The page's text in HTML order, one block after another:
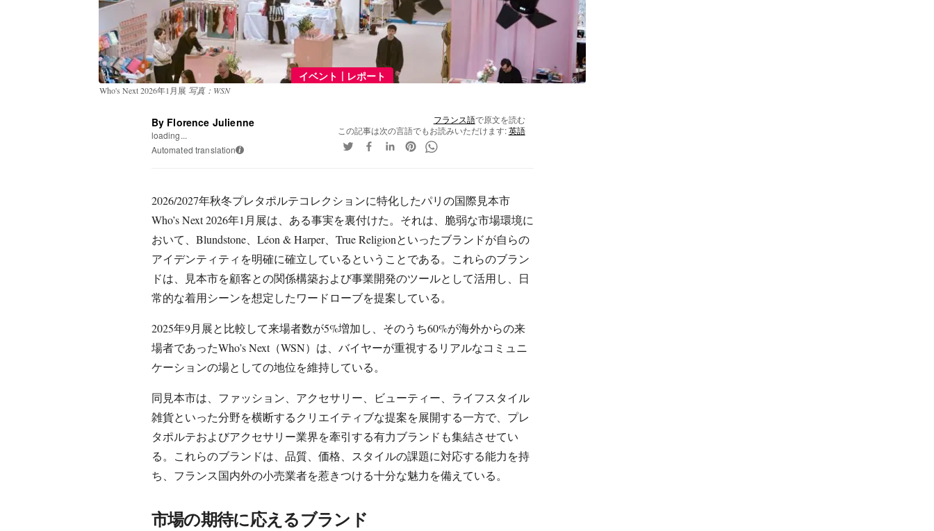
イベント | レポート
Who's Next 2026年1月展 写真：WSN
By Florence Julienne
loading...
Automated translation i
フランス語で原文を読む
この記事は次の言語でもお読みいただけます:英語
2026/2027年秋冬プレタポルテコレクションに特化したパリの国際見本市
Who’s Next 2026年1月展は、ある事実を裏付けた。それは、脆弱な市場環境に
おいて、Blundstone、Léon & Harper、True Religionといったブランドが自らの
アイデンティティを明確に確立しているということである。これらのブラン
ドは、見本市を顧客との関係構築および事業開発のツールとして活用し、日
常的な着用シーンを想定したワードローブを提案している。
2025年9月展と比較して来場者数が5%増加し、そのうち60%が海外からの来
場者であったWho’s Next（WSN）は、バイヤーが重視するリアルなコミュニ
ケーションの場としての地位を維持している。
同見本市は、ファッション、アクセサリー、ビューティー、ライフスタイル
雑貨といった分野を横断するクリエイティブな提案を展開する一方で、プレ
タポルテおよびアクセサリー業界を牽引する有力ブランドも集結させてい
る。これらのブランドは、品質、価格、スタイルの課題に対応する能力を持
ち、フランス国内外の小売業者を惹きつける十分な魅力を備えている。
市場の期待に応えるブランド